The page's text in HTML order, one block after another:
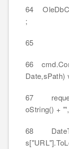
64
;
65
66
Date,sPath)
67
oString() +
68